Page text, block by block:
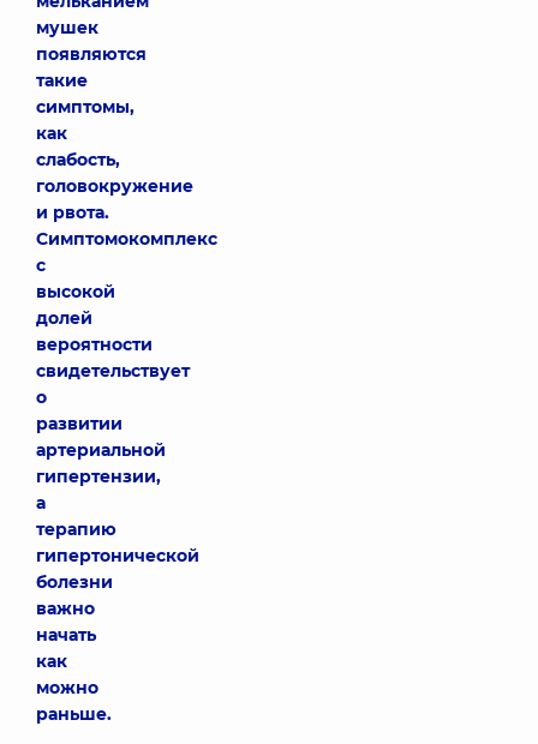
мушек
появляются
такие
симптомы,
как
слабость,
головокружение
и рвота.
Симптомокомплекс
с
высокой
долей
вероятности
свидетельствует
о
развитии
артериальной
гипертензии,
а
терапию
гипертонической
болезни
важно
начать
как
можно
раньше.